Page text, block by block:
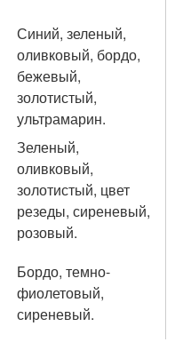
Синий, зеленый,
оливковый, бордо,
бежевый,
золотистый,
ультрамарин.
Зеленый,
оливковый,
золотистый, цвет
резеды, сиреневый,
розовый.
Бордо, темно-
фиолетовый,
сиреневый.